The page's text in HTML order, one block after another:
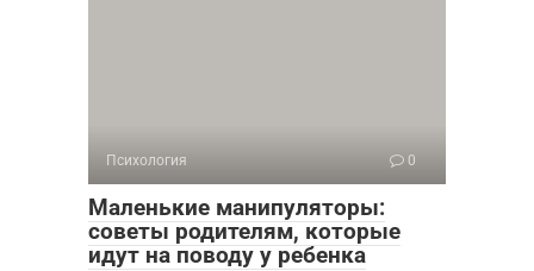
Психология 0
Маленькие манипуляторы:
советы родителям, которые
идут на поводу у ребенка